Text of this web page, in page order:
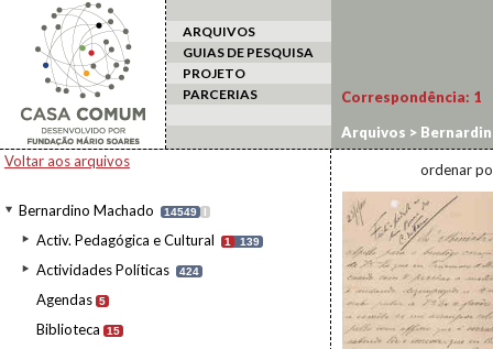
ARQUIVOS
GUIAS DE PESQUISA
PROJETO
PARCERIAS
Voltar aos arquivos
Bernardino Machado 14549 I
Activ. Pedagógica e Cultural 1 139
Actividades Políticas 424
Agendas 5
Biblioteca 15
Correspondência: 1
Arquivos >
ordenar